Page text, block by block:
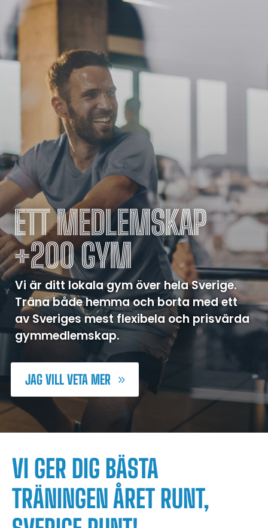
ETT MEDLEMSKAP
+200 GYM
Vi är ditt lokala gym över hela Sverige.
Träna både hemma och borta med ett
av Sveriges mest flexibela och prisvärda
gymmedlemskap.
JAG VILL VETA MER
VI GER DIG BÄSTA
TRÄNINGEN ÅRET RUNT,